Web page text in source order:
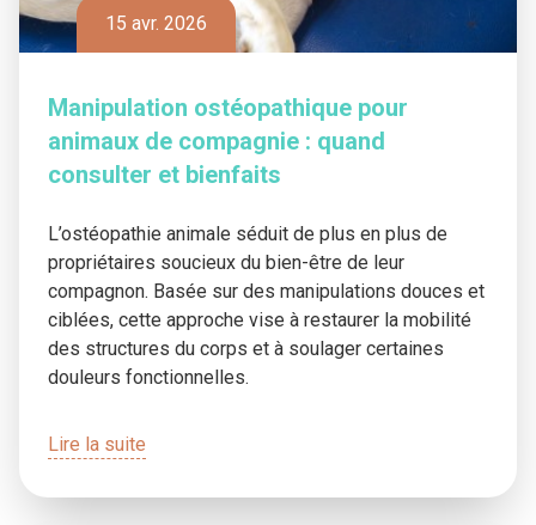
15 avr. 2026
Manipulation ostéopathique pour
animaux de compagnie : quand
consulter et bienfaits
L’ostéopathie animale séduit de plus en plus de
propriétaires soucieux du bien-être de leur
compagnon. Basée sur des manipulations douces et
ciblées, cette approche vise à restaurer la mobilité
des structures du corps et à soulager certaines
douleurs fonctionnelles.
Lire la suite